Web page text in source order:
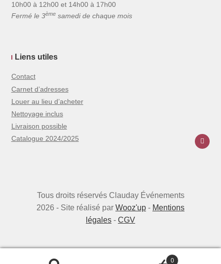
10h00 à 12h00 et 14h00 à 17h00
Fermé le 3èmesamedi de chaque mois
Liens utiles
Contact
Carnet d’adresses
Louer au lieu d’acheter
Nettoyage inclus
Livraison possible
Catalogue 2024/2025
0
Tous droits réservés Clauday Événements
2026 - Site réalisé par Wooz'up - Mentions
légales - CGV